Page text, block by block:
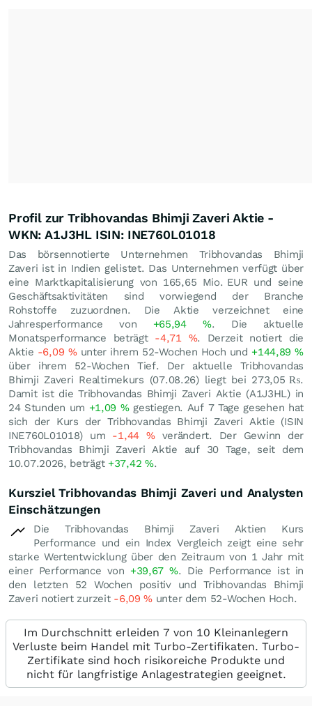
Profil zur Tribhovandas Bhimji Zaveri Aktie -
WKN: A1J3HL ISIN: INE760L01018
Das börsennotierte Unternehmen Tribhovandas Bhimji
Zaveri ist in Indien gelistet. Das Unternehmen verfügt über
eine Marktkapitalisierung von 165,65 Mio. EUR und seine
Geschäftsaktivitäten sind vorwiegend der Branche
Rohstoffe zuzuordnen. Die Aktie verzeichnet eine
Jahresperformance von +65,94%. Die aktuelle
Monatsperformance beträgt -4,71 %. Derzeit notiert die
Aktie -6,09 %unter ihrem 52-Wochen Hoch und +144,89%
über ihrem 52-Wochen Tief. Der aktuelle Tribhovandas
Bhimji Zaveri Realtimekurs (07.08.26) liegt bei 273,05 ₨.
Damit ist die Tribhovandas Bhimji Zaveri Aktie (A1J3HL) in
24 Stunden um +1,09 %gestiegen. Auf 7 Tage gesehen hat
sich der Kurs der Tribhovandas Bhimji Zaveri Aktie (ISIN
INE760L01018) um -1,44 %verändert. Der Gewinn der
Tribhovandas Bhimji Zaveri Aktie auf 30 Tage, seit dem
10.07.2026, beträgt +37,42 %.
Kursziel Tribhovandas Bhimji Zaveri und Analysten
Einschätzungen
Die Tribhovandas Bhimji Zaveri Aktien Kurs
Performance und ein Index Vergleich zeigt eine sehr
starke Wertentwicklung über den Zeitraum von 1 Jahr mit
einer Performance von +39,67%. Die Performance ist in
den letzten 52 Wochen positiv und Tribhovandas Bhimji
Zaveri notiert zurzeit -6,09% unter dem 52-Wochen Hoch.
Im Durchschnitt erleiden 7 von 10 Kleinanlegern
Verluste beim Handel mit Turbo-Zertifikaten. Turbo-
Zertifikate sind hoch risikoreiche Produkte und
nicht für langfristige Anlagestrategien geeignet.